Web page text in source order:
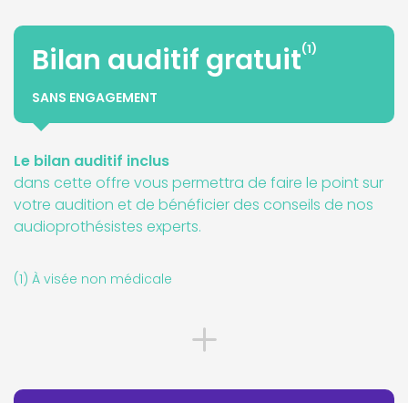
Bilan auditif gratuit(1)
SANS ENGAGEMENT
Le bilan auditif inclus
dans cette offre vous permettra de faire le point sur
votre audition et de bénéficier des conseils de nos
audioprothésistes experts.
(1) À visée non médicale